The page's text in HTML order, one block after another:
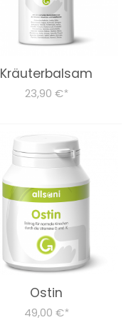
Kräuterbalsam
23,90 €*
Ostin
49,00 €*